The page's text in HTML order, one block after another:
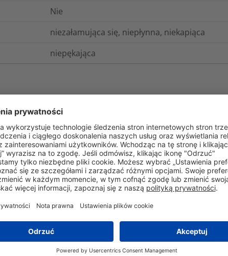
Nie
niezałamująca się, niepłynna, niekapiąca
niepękająca
i opakowania
0.25%
Tak
ANSI/UL 224, C22.2 no. 198.1-99
UL 224 VW1
Nie